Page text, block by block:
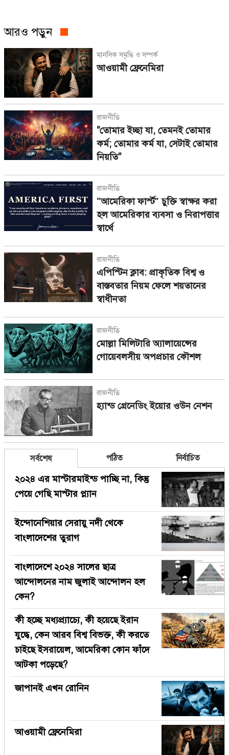
আরও পড়ুন
মানসিক সমৃদ্ধি ও সম্পর্ক
আওয়ামী ফ্রেনেমিরা
রাজনীতি
"তোমার ইচ্ছা যা, তেমনই তোমার
কর্ম; তোমার কর্ম যা, সেটাই তোমার
নিয়তি"
রাজনীতি
“আমেরিকা ফার্স্ট” চুক্তি স্বাক্ষর করা
হল আমেরিকার ব্যবসা ও নিরাপত্তার
স্বার্থে
রাজনীতি
এপিস্টিন ক্লাব: প্রাকৃতিক বিশ্ব ও
বাস্তবতার নিয়ম ফেলে শয়তানের
স্বাধীনতা
রাজনীতি
মোল্লা মিলিটারি অ্যালায়েন্সের
গোয়েবলসীয় অপপ্রচার কৌশল
রাজনীতি
হ্যান্ড গ্রেনেডিং ইয়োর ওউন নেশন
সর্বশেষ পঠিত নির্বাচিত
২০২৪ এর মাস্টারমাইন্ড পাচ্ছি না, কিন্তু
পেয়ে গেছি মাস্টার প্ল্যান
ইন্দোনেশিয়ার সেরায়ু নদী থেকে
বাংলাদেশের তুরাগ
বাংলাদেশে ২০২৪ সালের ছাত্র
আন্দোলনের নাম জুলাই আন্দোলন হল
কেন?
কী হচ্ছে মধ্যপ্র্যাচ্যে, কী হয়েছে ইরান
যুদ্ধে, কেন আরব বিশ্ব বিভক্ত, কী করতে
চাইছে ইসরায়েল, আমেরিকা কোন ফাঁদে
আটকা পড়েছে?
জাপানই এখন রোনিন
আওয়ামী ফ্রেনেমিরা